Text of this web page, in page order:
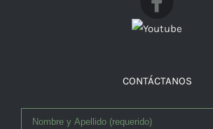
CONTÁCTANOS